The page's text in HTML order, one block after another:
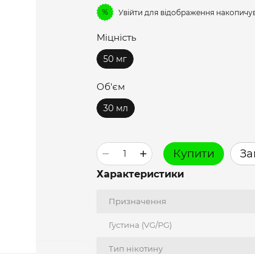
% Увійти для відображення
Міцність
50 мг
Об'єм
30 мл
Купити
Характеристики
Призначення
Густина (VG/PG)
Тип нікотину